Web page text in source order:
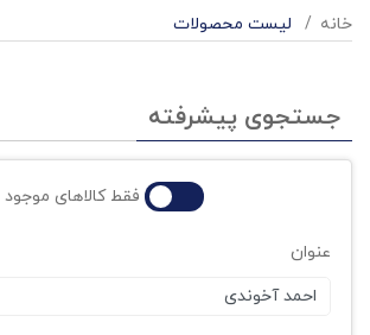
خانه لیست محصولات
جستجوی پیشرفته
فقط کالاهای موجود
عنوان